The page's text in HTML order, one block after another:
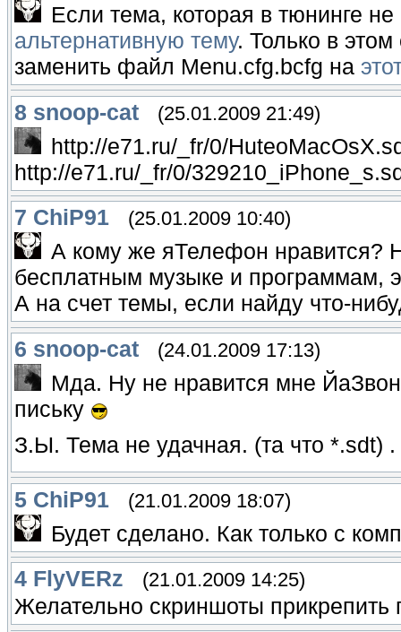
Если тема, которая в тюнинге
альтернативную тему. Только в
заменить файл Menu.cfg.bcfg на
8 snoop-cat (25.01.2009 21:49)
http://e71.ru/_fr/0/
http://e71.ru/_fr/0/
7 ChiP91 (25.01.2009 10:40)
А кому же яТелефон нравится?
бесплатным музыке и программам,
А на счет темы, если найду что-
6 snoop-cat (24.01.2009 17:13)
Мда. Ну не нравится мне
письку
З.Ы. Тема не удачная. (та что *.sdt)
5 ChiP91 (21.01.2009 18:07)
Будет сделано. Как только с
4 FlyVERz (21.01.2009 14:25)
Желательно скриншоты прикрепить